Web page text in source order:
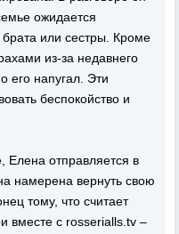
ожидается
или сестры. Кроме
из-за недавнего
его напугал. Эти
беспокойство и
отправляется в
намерена вернуть свою
тому, что считает
вместе с rosserialls.tv –